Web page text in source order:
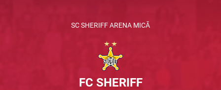
SC SHERIFF ARENA MICĂ
FC SHERIFF